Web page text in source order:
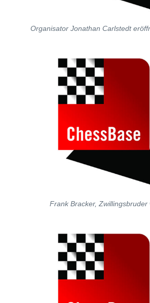
Organisator Jonathan Carlstedt
Frank Bracker, Zwillingsbruder